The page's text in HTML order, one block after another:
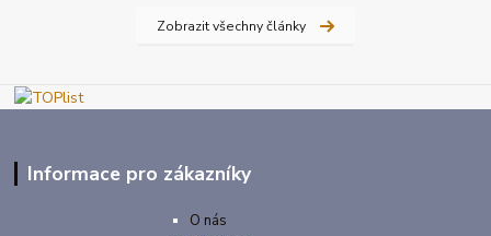
Zobrazit všechny články
Informace pro zákazníky
O nás